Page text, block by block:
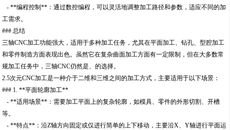
- **编程控制**：通过数控编程，可以灵活地调整加工路径和参数，适应不同的加
工需求。
### 总结
三轴CNC加工功能强大，适用于多种加工任务，尤其在平面加工、钻孔、型腔加工
和零件制造方面表现出色。虽然它在复杂曲面加工方面有一定限制，但在大多数常
规加工任务中，三轴CNC仍然是、的选择。
2.5次元CNC加工是一种介于二维和三维之间的加工方式，主要适用于以下场景：
### 1. **平面轮廓加工**
- **适用场景**：需要加工平面上的复杂轮廓，如模具、零件的外形切割、开槽
等。
- **特点**：沿Z轴方向固定或仅进行简单的上下移动，主要沿X、Y轴进行平面运